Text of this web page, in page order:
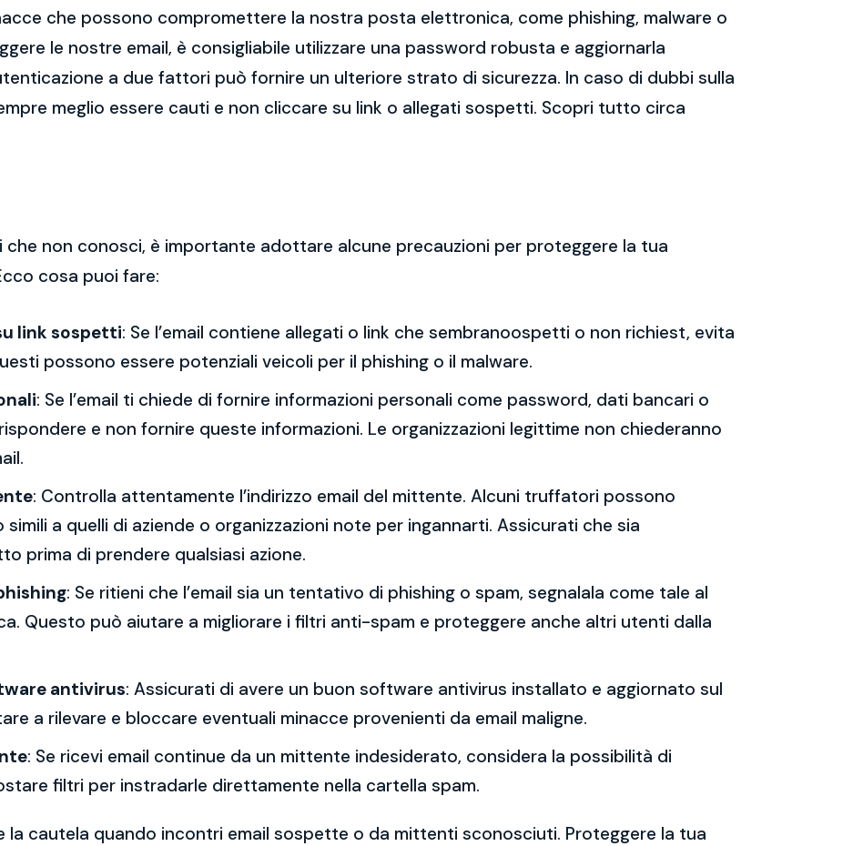
che possono compromettere la nostra posta elettronica, come phishing, malware o
le nostre email, è consigliabile utilizzare una password robusta e aggiornarla
a due fattori può fornire un ulteriore strato di sicurezza. In caso di dubbi sulla
meglio essere cauti e non cliccare su link o allegati sospetti. Scopri tutto circa
che non conosci, è importante adottare alcune precauzioni per proteggere la tua
cosa puoi fare:
link sospetti: Se l’email contiene allegati o link che sembranoospetti o non richiest, evita
possono essere potenziali veicoli per il phishing o il malware.
: Se l’email ti chiede di fornire informazioni personali come password, dati bancari o
e non fornire queste informazioni. Le organizzazioni legittime non chiederanno
: Controlla attentamente l’indirizzo email del mittente. Alcuni truffatori possono
simili a quelli di aziende o organizzazioni note per ingannarti. Assicurati che sia
prima di prendere qualsiasi azione.
: Se ritieni che l’email sia un tentativo di phishing o spam, segnalala come tale al
Questo può aiutare a migliorare i filtri anti-spam e proteggere anche altri utenti dalla
antivirus: Assicurati di avere un buon software antivirus installato e aggiornato sul
a rilevare e bloccare eventuali minacce provenienti da email maligne.
: Se ricevi email continue da un mittente indesiderato, considera la possibilità di
filtri per instradarle direttamente nella cartella spam.
la cautela quando incontri email sospette o da mittenti sconosciuti. Proteggere la tua